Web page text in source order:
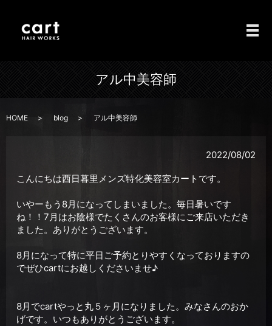
メ
アル中美容師
HOME blog アル中美容師
2022/08/02
こんにちは西日暮里メンズ特化美容室カートです。
いやーもう8月になってしまいました。毎日暑いです
ね！！7月はお陰様でたくさんのお客様にご来店いただき
ました。ありがとうございます。
8月になって特に平日ご予約とりやすくなっておりますの
でぜひcartにお越しくださいませ♪
8月でcartやっと丸５ヶ月になりました。みなさんのおか
げです。いつもありがとうございます。